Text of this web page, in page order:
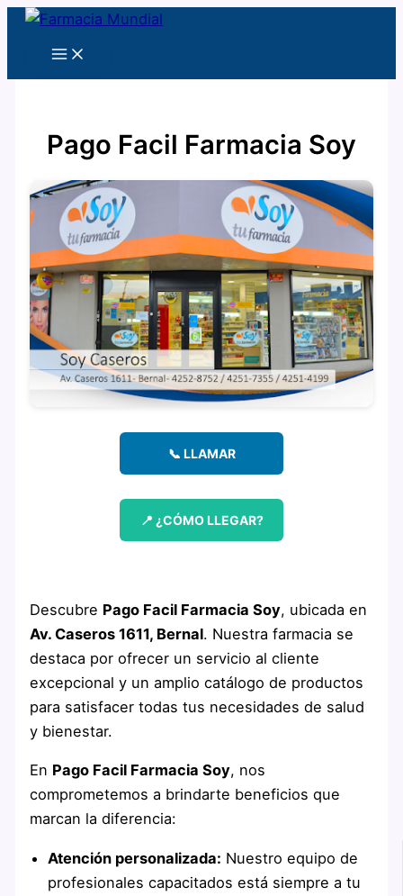
Main
Pago Facil Farmacia Soy
📞 LLAMAR
📍 ¿CÓMO LLEGAR?
Descubre Pago Facil Farmacia Soy, ubicada en
Av. Caseros 1611, Bernal. Nuestra farmacia se
destaca por ofrecer un servicio al cliente
excepcional y un amplio catálogo de productos
para satisfacer todas tus necesidades de salud
y bienestar.
En Pago Facil Farmacia Soy, nos
comprometemos a brindarte beneficios que
marcan la diferencia:
Atención personalizada: Nuestro equipo de
profesionales capacitados está siempre a tu